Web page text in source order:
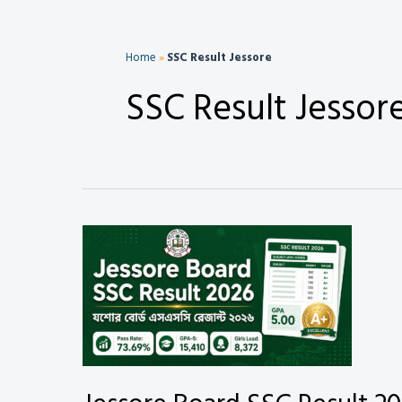
Home»SSC Result Jessore
SSC Result